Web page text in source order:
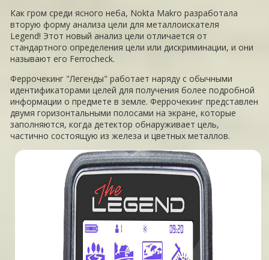
Как гром среди ясного неба, Nokta Makro разработала
вторую форму анализа цели для металлоискателя
Legend! Этот новый анализ цели отличается от
стандартного определения цели или дискриминации, и они
называют его Ferrocheck.
Феррочекинг "Легенды" работает наряду с обычными
идентификаторами целей для получения более подробной
информации о предмете в земле. Феррочекинг представлен
двумя горизонтальными полосами на экране, которые
заполняются, когда детектор обнаруживает цель,
частично состоящую из железа и цветных металлов.